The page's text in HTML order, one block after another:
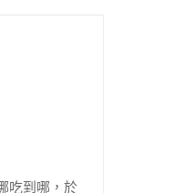
吃到哪，於